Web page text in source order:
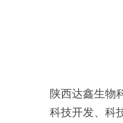
陕西达鑫生物
科技开发、科